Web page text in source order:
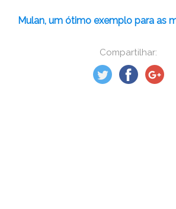
Compartilhar:
Mulan, um ótimo exemplo para as